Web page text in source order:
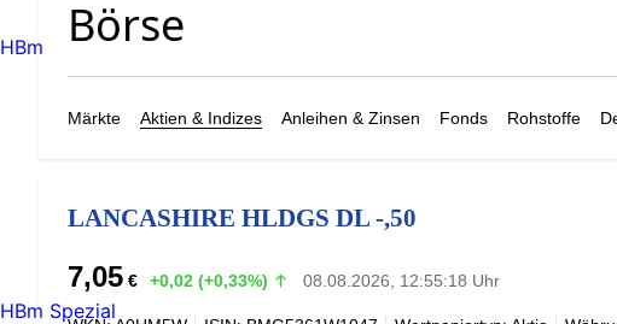
Märkte Aktien & Indizes Anleihen & Zinsen Fonds Rohstoffe
LANCASHIRE HLDGS DL -,50
7,05 € +0,02 (+0,33%) 08.08.2026, 12:55:18 Uhr
HBm
HBm Spezial